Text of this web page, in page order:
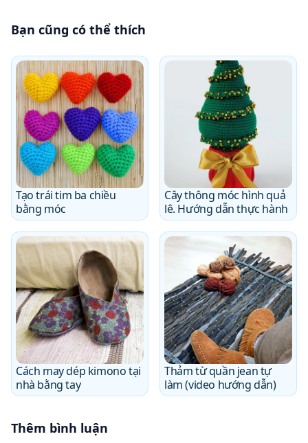
Bạn cũng có thể thích
Tạo trái tim ba chiều
bằng móc
Cây thông móc hình quả
lê. Hướng dẫn thực hành
Cách may dép kimono tại
nhà bằng tay
Thảm từ quần jean tự
làm (video hướng dẫn)
Thêm bình luận